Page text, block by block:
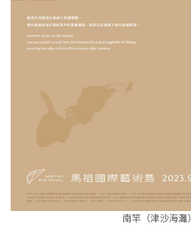
南竿（津沙海灘）